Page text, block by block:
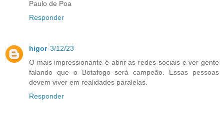
Paulo de Poa
Responder
higor 3/12/23
O mais impressionante é abrir as redes sociais e ver gente
falando que o Botafogo será campeão. Essas pessoas
devem viver em realidades paralelas.
Responder